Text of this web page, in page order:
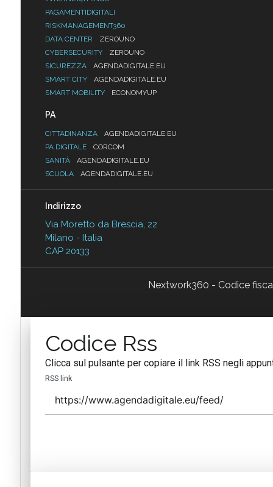
PAGAMENTIDIGITALI
RISKMANAGEMENT360
DATA CENTER
ZEROUNO
CYBERSECURITY
ZEROUNO
SICUREZZA
AGENDADIGITALE.EU
SMART CITY
AGENDADIGITALE.EU
SMART MOBILITY
ECONOMYUP
PA
CITTADINANZA
AGENDADIGITALE.EU
PA DIGITALE
CORCOM
SANITÀ
AGENDADIGITALE.EU
SCUOLA
AGENDADIGITALE.EU
Indirizzo
Via Moretto da Brescia, 22
Milano - Italia
CAP 20133
Nextwork360 - Codice
Codice Rss
Clicca sul pulsante per copiare il link RSS negli
RSS link